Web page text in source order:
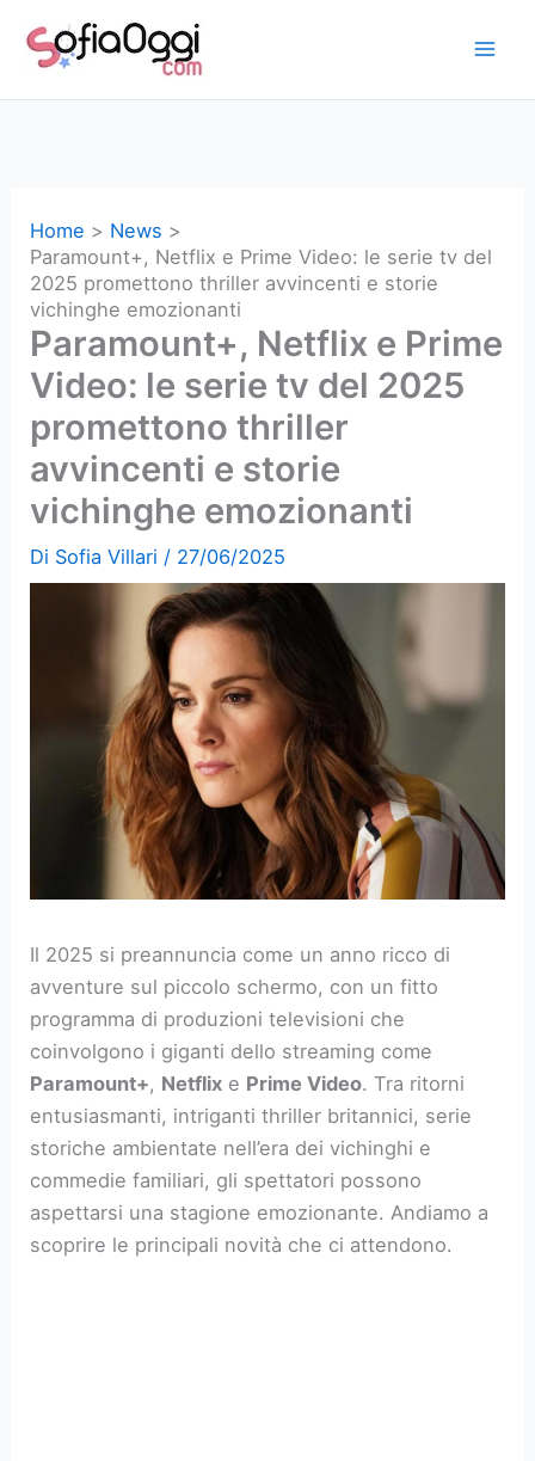
Home
News
Paramount+, Netflix e Prime Video: le serie tv del
2025 promettono thriller avvincenti e storie
vichinghe emozionanti
Paramount+, Netflix e Prime
Video: le serie tv del 2025
promettono thriller
avvincenti e storie
vichinghe emozionanti
Di Sofia Villari / 27/06/2025
Il 2025 si preannuncia come un anno ricco di
avventure sul piccolo schermo, con un fitto
programma di produzioni televisioni che
coinvolgono i giganti dello streaming come
Paramount+, Netflix e Prime Video. Tra ritorni
entusiasmanti, intriganti thriller britannici, serie
storiche ambientate nell’era dei vichinghi e
commedie familiari, gli spettatori possono
aspettarsi una stagione emozionante. Andiamo a
scoprire le principali novità che ci attendono.